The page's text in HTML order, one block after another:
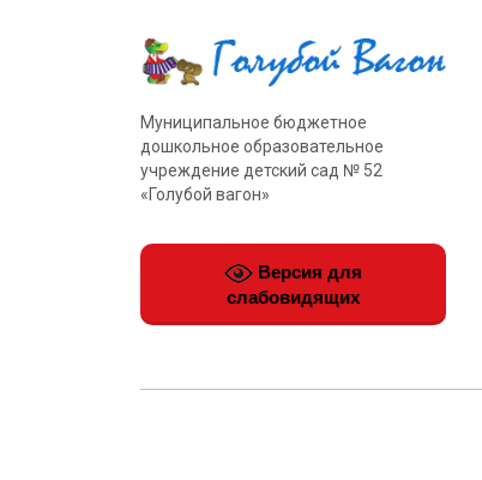
Муниципальное бюджетное
дошкольное образовательное
учреждение детский сад № 52
«Голубой вагон»
Версия для
слабовидящих